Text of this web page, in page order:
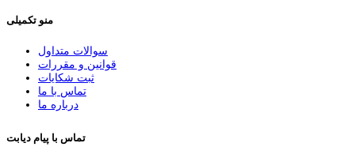
منو تکمیلی
سوالات متداول
قوانین و مقررات
ثبت شکایات
تماس با ما
درباره ما
تماس با پیام دیابت